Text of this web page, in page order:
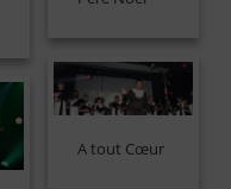
A tout Cœur